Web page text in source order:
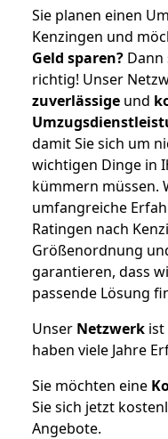
Sie planen einen
Kenzingen und
Geld sparen? Dann
richtig! Unser
zuverlässige und
damit Sie sich um
wichtigen Dinge in
kümmern müssen.
umfangreiche
Ratingen nach
Größenordnung
garantieren, dass
passende Lösung
Unser Netzwerk
haben viele Jahre
Sie möchten eine
Sie sich jetzt
Angebote.